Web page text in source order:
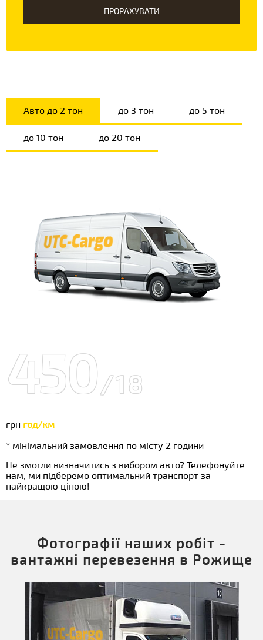
ПРОРАХУВАТИ
Авто до 2 тон до 3 тон до 5 тон
до 10 тон до 20 тон
450/18
грн год/км
* мінімальний замовлення по місту 2 години
Не змогли визначитись з вибором авто? Телефонуйте
нам, ми підберемо оптимальний транспорт за
найкращою ціною!
Фотографії наших робіт -
вантажні перевезення в Рожище